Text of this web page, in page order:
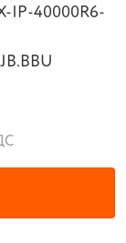
IP-40000R6-